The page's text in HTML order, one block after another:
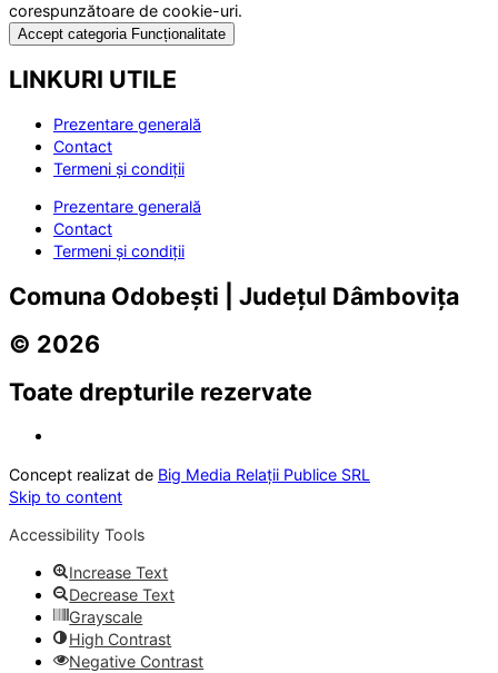
corespunzătoare de cookie-uri.
Accept categoria Funcționalitate
LINKURI UTILE
Prezentare generală
Contact
Termeni și condiții
Prezentare generală
Contact
Termeni și condiții
Comuna Odobești | Județul Dâmbovița
© 2026
Toate drepturile rezervate
Concept realizat de Big Media Relații Publice SRL
Skip to content
Accessibility Tools
Increase Text
Decrease Text
Grayscale
High Contrast
Negative Contrast